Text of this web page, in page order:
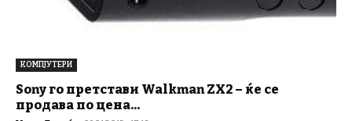
КОМПЈУТЕРИ
Sony го претстави Walkman ZX2 – ќе се
продава по цена...